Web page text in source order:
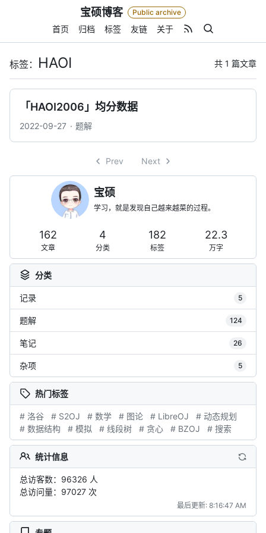
宝硕博客 Public archive
首页 归档 标签 友链 关于
标签： HAOI 共 1 篇文章
「HAOI2006」均分数据
2022-09-27 题解
Prev Next
宝硕
学习，就是发现自己越来越菜的过程。
162
文章
4
分类
182
标签
22.3
万字
分类
记录 5
题解 124
笔记 26
杂项 5
热门标签
# 洛谷 # S2OJ # 数学 # 图论 # LibreOJ
# 动态规划
# 数据结构
# 模拟 # 线段树 # 贪心 # BZOJ # 搜索
统计信息
总访客数：96326 人
总访问量：97027 次
最后更新: 8:16:47 AM